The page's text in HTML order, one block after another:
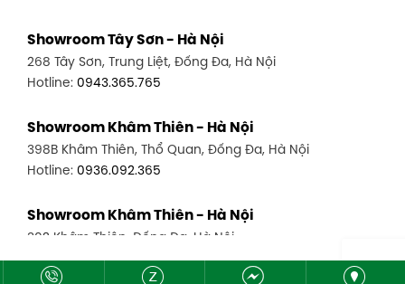
Showroom Biên Hòa - Đồng Nai
452 Nguyễn Ái Quốc, Tân Tiến, TP. Biên Hòa, Đồng Nai
Hotline:0934.02.18.18
Showroom Tây Sơn - Hà Nội
268 Tây Sơn, Trung Liệt, Đống Đa, Hà Nội
Hotline: 0943.365.765
Showroom Khâm Thiên - Hà Nội
398B Khâm Thiên, Thổ Quan, Đống Đa, Hà Nội
Hotline: 0936.092.365
Showroom Khâm Thiên - Hà Nội
302 Khâm Thiên, Đống Đa, Hà Nội
Hotline:0943.980.890
Copyright © 2026 - Nội thất Mộc Tinh Hoa